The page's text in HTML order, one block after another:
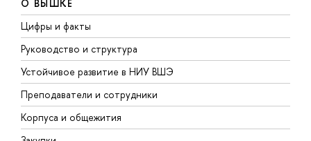
О ВЫШКЕ
Цифры и факты
Руководство и структура
Устойчивое развитие в НИУ ВШЭ
Преподаватели и сотрудники
Корпуса и общежития